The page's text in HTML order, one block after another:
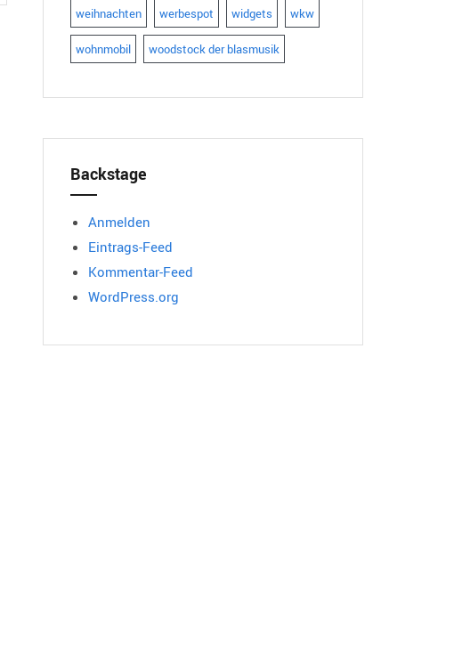
weihnachten werbespot widgets wkw
wohnmobil woodstock der blasmusik
Backstage
Anmelden
Eintrags-Feed
Kommentar-Feed
WordPress.org